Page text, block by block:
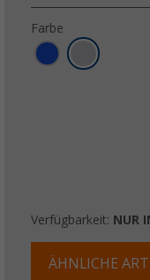
Farbe
Verfügbarkeit: NUR
ÄHNLICHE